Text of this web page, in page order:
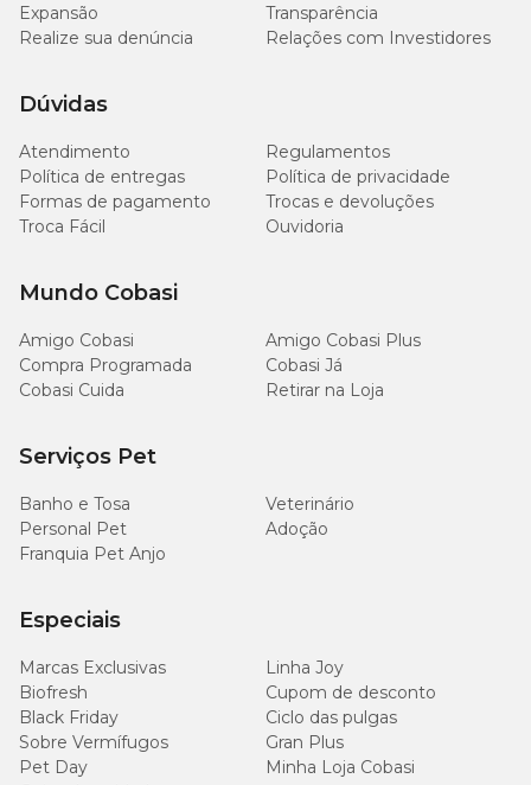
Expansão
Transparência
Realize sua denúncia
Relações com Investidores
Dúvidas
Atendimento
Regulamentos
Política de entregas
Política de privacidade
Formas de pagamento
Trocas e devoluções
Troca Fácil
Ouvidoria
Mundo Cobasi
Amigo Cobasi
Amigo Cobasi Plus
Compra Programada
Cobasi Já
Cobasi Cuida
Retirar na Loja
Serviços Pet
Banho e Tosa
Veterinário
Personal Pet
Adoção
Franquia Pet Anjo
Especiais
Marcas Exclusivas
Linha Joy
Biofresh
Cupom de desconto
Black Friday
Ciclo das pulgas
Sobre Vermífugos
Gran Plus
Pet Day
Minha Loja Cobasi